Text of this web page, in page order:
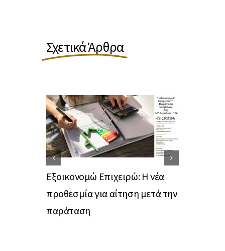
Σχετικά Άρθρα
Εξοικονομώ Επιχειρώ: Η νέα
προθεσμία για αίτηση μετά την
παράταση